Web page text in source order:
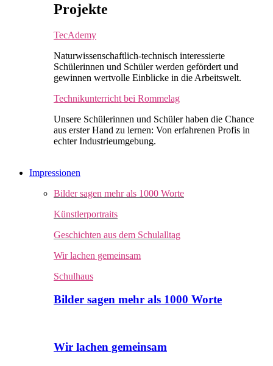
Projekte
TecAdemy
Naturwissenschaftlich-technisch interessierte
Schülerinnen und Schüler werden gefördert und
gewinnen wertvolle Einblicke in die Arbeitswelt.
Technikunterricht bei Rommelag
Unsere Schülerinnen und Schüler haben die Chance
aus erster Hand zu lernen: Von erfahrenen Profis in
echter Industrieumgebung.
Impressionen
Bilder sagen mehr als 1000 Worte
Künstlerportraits
Geschichten aus dem Schulalltag
Wir lachen gemeinsam
Schulhaus
Bilder sagen mehr als 1000 Worte
Wir lachen gemeinsam